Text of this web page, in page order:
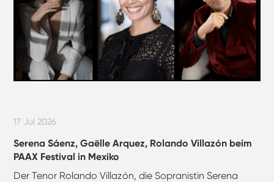
17 Jul 2026
Serena Sáenz, Gaëlle Arquez, Rolando Villazón beim
PAAX Festival in Mexiko
Der Tenor Rolando Villazón, die Sopranistin Serena